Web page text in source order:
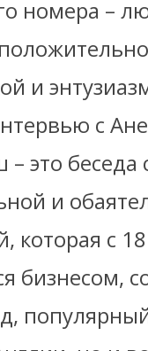
номера –
и
с
это беседа
и
которая с
бизнесом,